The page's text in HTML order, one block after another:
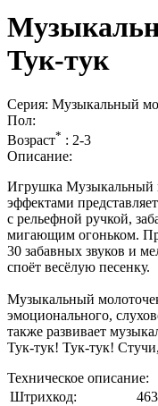
Тук-тук
Серия: Музыкальный
Пол:
Возраст* : 2-3
Описание:
Игрушка Музыкальный
эффектами
с рельефной ручкой,
мигающим огоньком.
30 забавных звуков и
споёт весёлую песенку.
Музыкальный
эмоционального,
также развивает
Тук-тук! Тук-тук!
Техническое описание:
Штрихкод: